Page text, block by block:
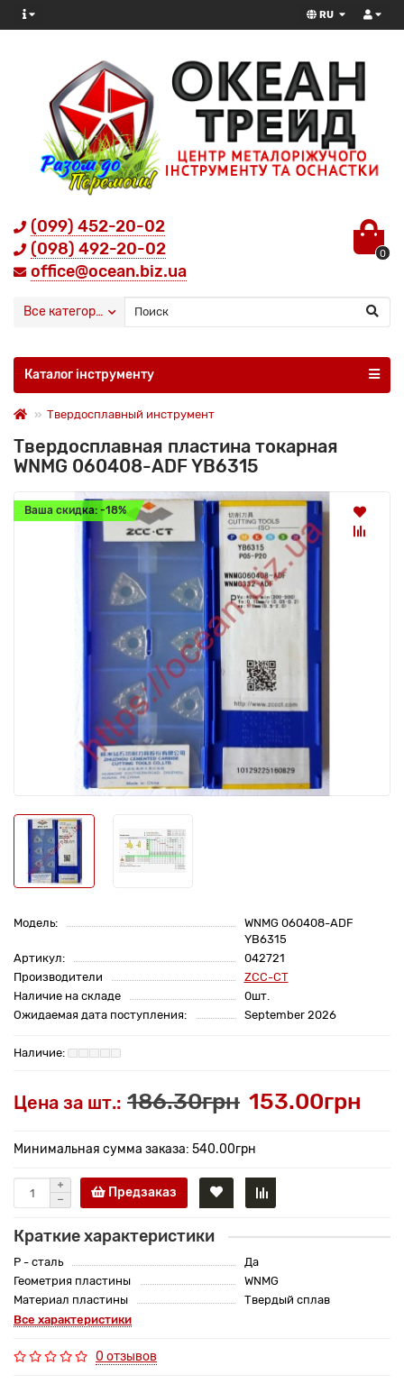
RU
(099) 452-20-02
(098) 492-20-02
office@ocean.biz.ua
0
Все категории
Каталог інструменту
Твердосплавный инструмент
Твердосплавная пластина токарная
WNMG 060408-ADF YB6315
Ваша скидка: -18%
Модель:
WNMG 060408-ADF
YB6315
Артикул:
042721
Производители
ZCC-CT
Наличие на складе
0шт.
Ожидаемая дата поступления:
September 2026
Цена за шт.: 186.30грн 153.00грн
Минимальная сумма заказа: 540.00грн
Предзаказ
Краткие характеристики
P - сталь
Да
Геометрия пластины
WNMG
Материал пластины
Твердый сплав
Все характеристики
0 отзывов